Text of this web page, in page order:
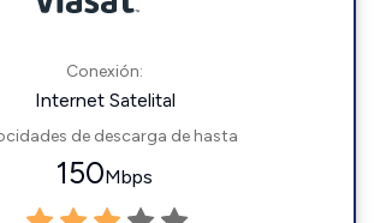
Conexión:
Internet Satelital
de descarga de hasta
150Mbps